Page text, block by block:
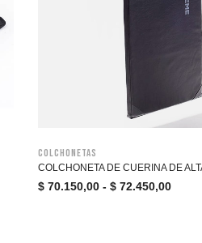
Colchonetas
COLCHONETA DE CUERINA DE
$ 70.150,00 - $ 72.450,00